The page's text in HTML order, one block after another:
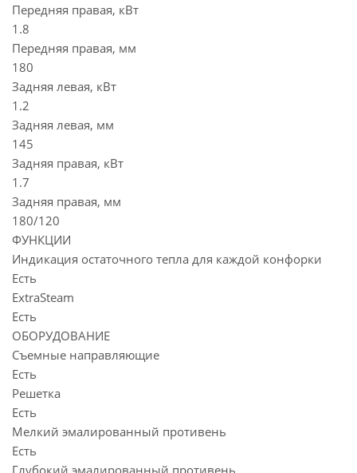
Передняя правая, кВт
1.8
Передняя правая, мм
180
Задняя левая, кВт
1.2
Задняя левая, мм
145
Задняя правая, кВт
1.7
Задняя правая, мм
180/120
ФУНКЦИИ
Индикация остаточного тепла для каждой конфорки
Есть
ExtraSteam
Есть
ОБОРУДОВАНИЕ
Съемные направляющие
Есть
Решетка
Есть
Мелкий эмалированный противень
Есть
Глубокий эмалированный противень